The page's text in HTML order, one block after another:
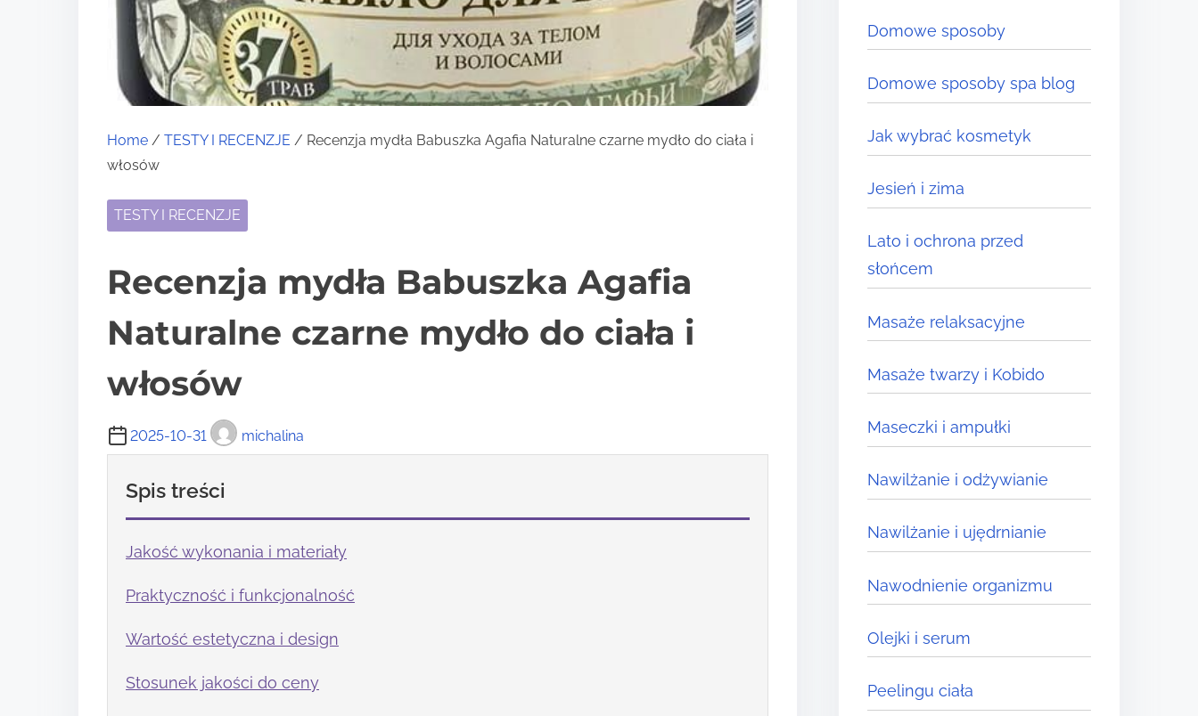
Home / TESTY I RECENZJE / Recenzja mydła Babuszka Agafia Naturalne czarne mydło do ciała i
włosów
TESTY I RECENZJE
Recenzja mydła Babuszka Agafia
Naturalne czarne mydło do ciała i
włosów
2025-10-31 michalina
Spis treści
Jakość wykonania i materiały
Praktyczność i funkcjonalność
Wartość estetyczna i design
Stosunek jakości do ceny
.
.
Domowe sposoby
Domowe sposoby spa blog
Jak wybrać kosmetyk
Jesień i zima
Lato i ochrona przed
słońcem
Masaże relaksacyjne
Masaże twarzy i Kobido
Maseczki i ampułki
Nawilżanie i odżywianie
Nawilżanie i ujędrnianie
Nawodnienie organizmu
Olejki i serum
Peelingu ciała